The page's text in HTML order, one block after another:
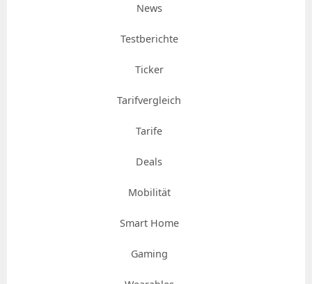
News
Testberichte
Ticker
Tarifvergleich
Tarife
Deals
Mobilität
Smart Home
Gaming